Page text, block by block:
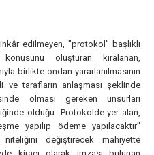
edilmeyen, "protokol" başlıklı
oluşturan kiralanan,
birlikte ondan yararlanılmasının
ve tarafların anlaşması şeklinde
olması gereken unsurları
olduğu- Protokolde yer alan,
yapılıp ödeme yapılacaktır"
değiştirecek mahiyette